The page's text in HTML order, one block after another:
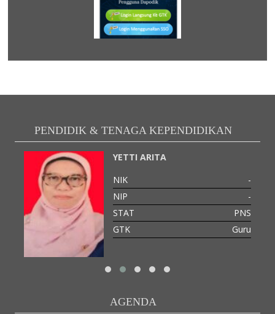
PENDIDIK & TENAGA KEPENDIDIKAN
YETTI ARITA
NIK
-
NIP
-
STAT
PNS
GTK
Guru
AGENDA